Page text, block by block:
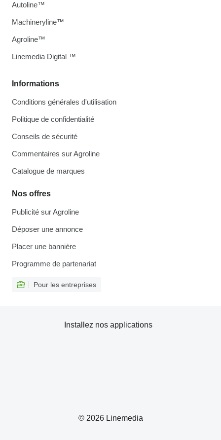
Informations
Conditions générales d'utilisation
Politique de confidentialité
Conseils de sécurité
Commentaires sur Agroline
Catalogue de marques
Nos offres
Publicité sur Agroline
Déposer une annonce
Placer une bannière
Programme de partenariat
Pour les entreprises
Autoline™
Machineryline™
Agroline™
Linemedia Digital ™
© 2026 Linemedia
Installez nos applications